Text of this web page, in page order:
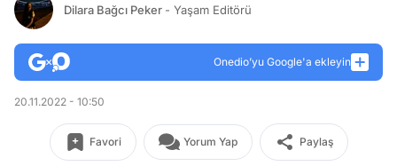
Dilara Bağcı Peker - Yaşam Editörü
Onedio’yu Google'a ekleyin
20.11.2022 - 10:50
Favori Yorum Yap Paylaş